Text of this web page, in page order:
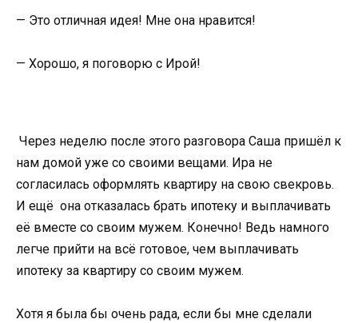
— Это отличная идея! Мне она нравится!
— Хорошо, я поговорю с Ирой!
Через неделю после этого разговора Саша пришёл к
нам домой уже со своими вещами. Ира не
согласилась оформлять квартиру на свою свекровь.
И ещё она отказалась брать ипотеку и выплачивать
её вместе со своим мужем. Конечно! Ведь намного
легче прийти на всё готовое, чем выплачивать
ипотеку за квартиру со своим мужем.
Хотя я была бы очень рада, если бы мне сделали